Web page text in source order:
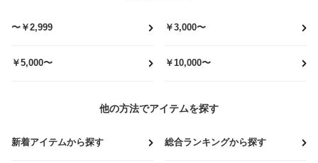
〜￥2,999 ￥3,000〜
￥5,000〜 ￥10,000〜
他の方法でアイテムを探す
新着アイテムから探す 総合ランキングから探す